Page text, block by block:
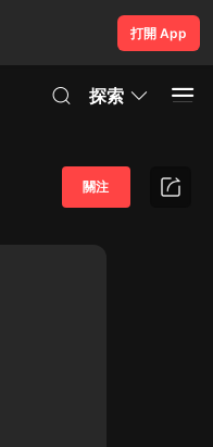
打開 App
探索
關注